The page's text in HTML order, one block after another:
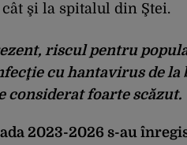
şi la spitalul din Ştei.
riscul pentru
cu hantavirus de la
considerat foarte scăzut.
2023-2026 s-au